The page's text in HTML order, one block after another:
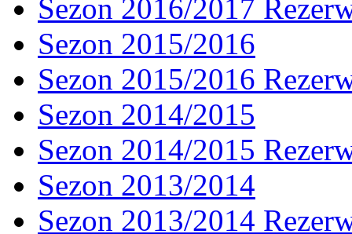
Sezon 2016/2017
Sezon 2015/2016
Sezon 2015/2016
Sezon 2014/2015
Sezon 2014/2015
Sezon 2013/2014
Sezon 2013/2014